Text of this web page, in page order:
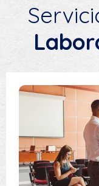
trabajadores
Laboral en